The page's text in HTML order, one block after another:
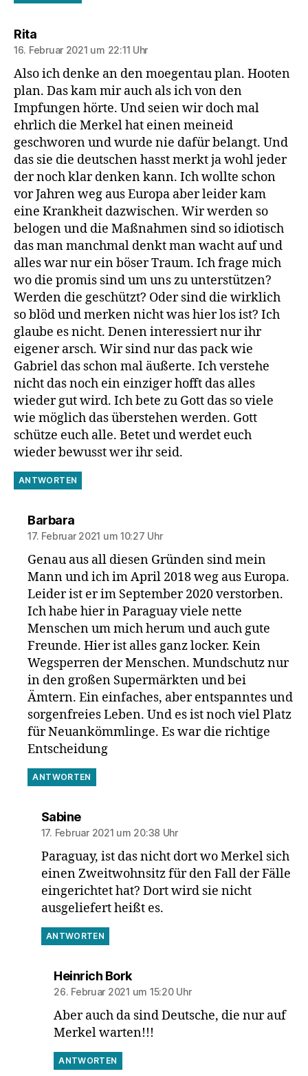
Ritasagt:
16. Februar 2021 um 22:11 Uhr
Also ich denke an den moegentau plan. Hooten
plan. Das kam mir auch als ich von den
Impfungen hörte. Und seien wir doch mal
ehrlich die Merkel hat einen meineid
geschworen und wurde nie dafür belangt. Und
das sie die deutschen hasst merkt ja wohl jeder
der noch klar denken kann. Ich wollte schon
vor Jahren weg aus Europa aber leider kam
eine Krankheit dazwischen. Wir werden so
belogen und die Maßnahmen sind so idiotisch
das man manchmal denkt man wacht auf und
alles war nur ein böser Traum. Ich frage mich
wo die promis sind um uns zu unterstützen?
Werden die geschützt? Oder sind die wirklich
so blöd und merken nicht was hier los ist? Ich
glaube es nicht. Denen interessiert nur ihr
eigener arsch. Wir sind nur das pack wie
Gabriel das schon mal äußerte. Ich verstehe
nicht das noch ein einziger hofft das alles
wieder gut wird. Ich bete zu Gott das so viele
wie möglich das überstehen werden. Gott
schütze euch alle. Betet und werdet euch
wieder bewusst wer ihr seid.
ANTWORTEN
Barbarasagt:
17. Februar 2021 um 10:27 Uhr
Genau aus all diesen Gründen sind mein
Mann und ich im April 2018 weg aus Europa.
Leider ist er im September 2020 verstorben.
Ich habe hier in Paraguay viele nette
Menschen um mich herum und auch gute
Freunde. Hier ist alles ganz locker. Kein
Wegsperren der Menschen. Mundschutz nur
in den großen Supermärkten und bei
Ämtern. Ein einfaches, aber entspanntes und
sorgenfreies Leben. Und es ist noch viel Platz
für Neuankömmlinge. Es war die richtige
Entscheidung
ANTWORTEN
Sabinesagt:
17. Februar 2021 um 20:38 Uhr
Paraguay, ist das nicht dort wo Merkel sich
einen Zweitwohnsitz für den Fall der Fälle
eingerichtet hat? Dort wird sie nicht
ausgeliefert heißt es.
ANTWORTEN
Heinrich Borksagt:
26. Februar 2021 um 15:20 Uhr
Aber auch da sind Deutsche, die nur auf
Merkel warten!!!
ANTWORTEN